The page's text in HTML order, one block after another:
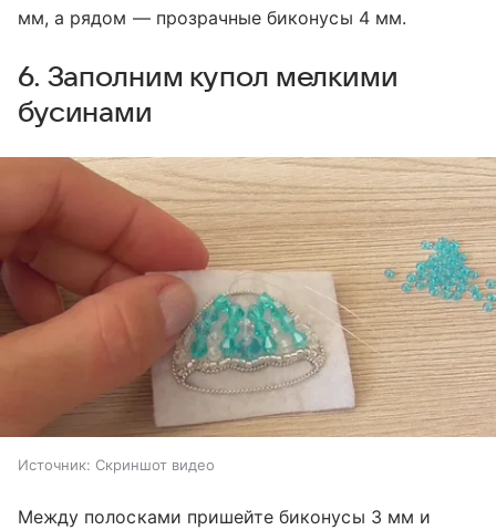
мм, а рядом — прозрачные биконусы 4 мм.
6. Заполним купол мелкими
бусинами
Источник: Скриншот видео
Между полосками пришейте биконусы 3 мм и